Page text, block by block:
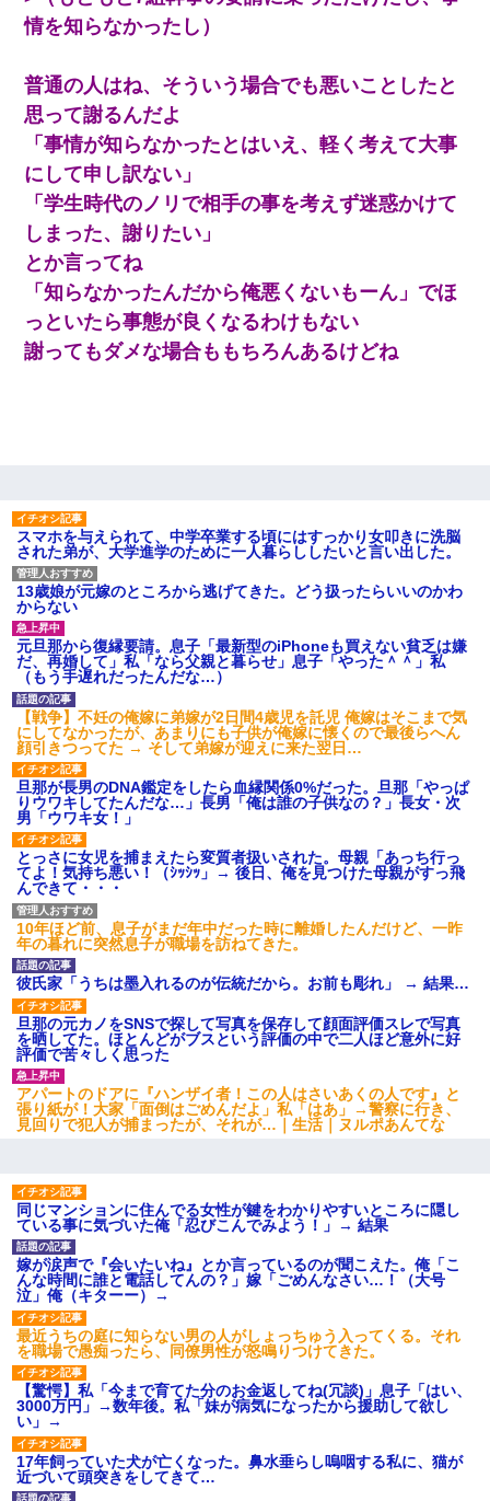
立ち直せない
嫁が涙声で『会いたいね』とか言っているのが聞こえた。
俺「こんな時間に誰と電話してんの？」嫁「ごめんなさ
い…！（大号泣」俺（キターー）→
ケーキバイキングにいた単独の50くらいのオッサン、強烈
だった。
情を知らなかったし）
普通の人はね、そういう場合でも悪いことしたと
思って謝るんだよ
「事情が知らなかったとはいえ、軽く考えて大事
にして申し訳ない」
「学生時代のノリで相手の事を考えず迷惑かけて
しまった、謝りたい」
とか言ってね
「知らなかったんだから俺悪くないもーん」でほ
っといたら事態が良くなるわけもない
謝ってもダメな場合ももちろんあるけどね
スマホを与えられて、中学卒業する頃にはすっかり女叩きに洗脳
された弟が、大学進学のために一人暮らししたいと言い出した。
13歳娘が元嫁のところから逃げてきた。どう扱ったらいいのかわ
からない
元旦那から復縁要請。息子「最新型のiPhoneも買えない貧乏は嫌
だ、再婚して」私「なら父親と暮らせ」息子「やった＾＾」私
（もう手遅れだったんだな…）
【戦争】不妊の俺嫁に弟嫁が2日間4歳児を託児 俺嫁はそこまで気
にしてなかったが、あまりにも子供が俺嫁に懐くので最後らへん
顔引きつってた → そして弟嫁が迎えに来た翌日…
旦那が長男のDNA鑑定をしたら血縁関係0%だった。旦那「やっぱ
りウワキしてたんだな…」長男「俺は誰の子供なの？」長女・次
男「ウワキ女！」
とっさに女児を捕まえたら変質者扱いされた。母親「あっち行っ
てよ！気持ち悪い！（ｼｯｼｯ」→ 後日、俺を見つけた母親がすっ飛
んできて・・・
10年ほど前、息子がまだ年中だった時に離婚したんだけど、一昨
年の暮れに突然息子が職場を訪ねてきた。
彼氏家「うちは墨入れるのが伝統だから。お前も彫れ」 → 結果…
旦那の元カノをSNSで探して写真を保存して顔面評価スレで写真
を晒してた。ほとんどがブスという評価の中で二人ほど意外に好
評価で苦々しく思った
アパートのドアに『ハンザイ者！この人はさいあくの人です』と
張り紙が！大家「面倒はごめんだよ」私「はあ」→警察に行き、
見回りで犯人が捕まったが、それが…｜生活｜ヌルポあんてな
同じマンションに住んでる女性が鍵をわかりやすいところに隠し
ている事に気づいた俺「忍びこんでみよう！」→ 結果
嫁が涙声で『会いたいね』とか言っているのが聞こえた。俺「こ
んな時間に誰と電話してんの？」嫁「ごめんなさい…！（大号
泣」俺（キターー）→
最近うちの庭に知らない男の人がしょっちゅう入ってくる。それ
を職場で愚痴ったら、同僚男性が怒鳴りつけてきた。
【驚愕】私「今まで育てた分のお金返してね(冗談)」息子「はい、
3000万円」→数年後。私「妹が病気になったから援助して欲し
い」→
17年飼っていた犬が亡くなった。鼻水垂らし嗚咽する私に、猫が
近づいて頭突きをしてきて…